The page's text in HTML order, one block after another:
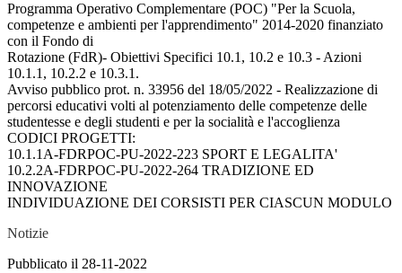
Programma Operativo Complementare (POC) "Per la Scuola,
competenze e ambienti per l'apprendimento" 2014-2020 finanziato
con il Fondo di
Rotazione (FdR)- Obiettivi Specifici 10.1, 10.2 e 10.3 - Azioni
10.1.1, 10.2.2 e 10.3.1.
Avviso pubblico prot. n. 33956 del 18/05/2022 - Realizzazione di
percorsi educativi volti al potenziamento delle competenze delle
studentesse e degli studenti e per la socialità e l'accoglienza
CODICI PROGETTI:
10.1.1A-FDRPOC-PU-2022-223 SPORT E LEGALITA'
10.2.2A-FDRPOC-PU-2022-264 TRADIZIONE ED
INNOVAZIONE
INDIVIDUAZIONE DEI CORSISTI PER CIASCUN MODULO
Notizie
Pubblicato il 28-11-2022